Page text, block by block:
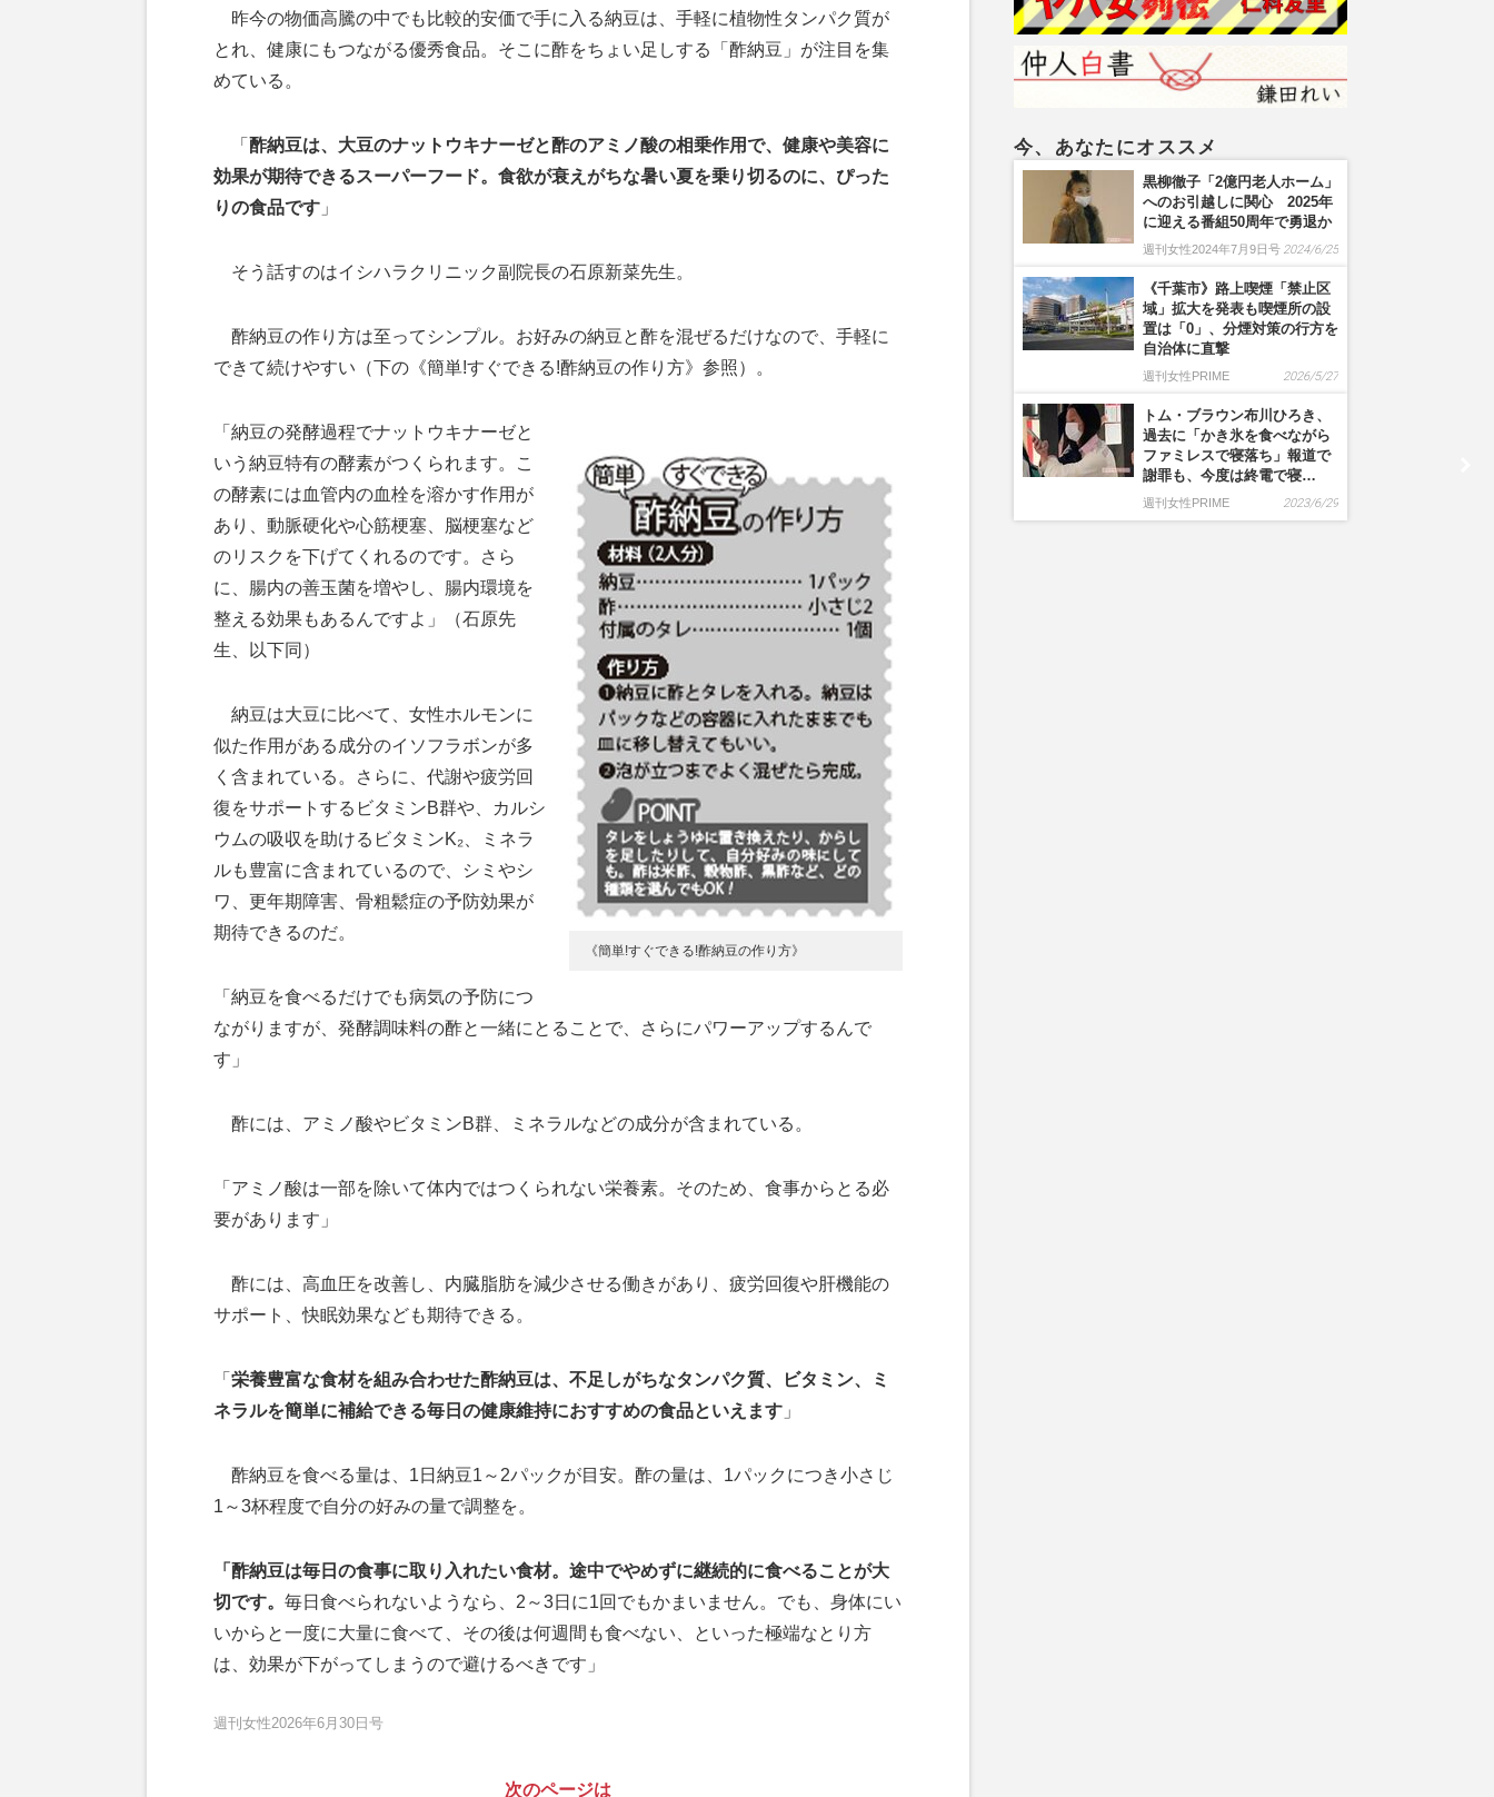
昨今の物価高騰の中でも比較的安価で手に入る納豆は、手軽に植物性タンパク質が
とれ、健康にもつながる優秀食品。そこに酢をちょい足しする「酢納豆」が注目を集
めている。
「 酢納豆は、大豆のナットウキナーゼと酢のアミノ酸の相乗作用で、健康や美容に
効果が期待できるスーパーフード。食欲が衰えがちな暑い夏を乗り切るのに、ぴった
りの食品です 」
そう話すのはイシハラクリニック副院長の石原新菜先生。
酢納豆の作り方は至ってシンプル。お好みの納豆と酢を混ぜるだけなので、手軽に
できて続けやすい（下の《簡単!すぐできる!酢納豆の作り方》参照）。
《簡単!すぐできる!酢納豆の作り方》
「納豆の発酵過程でナットウキナーゼと
いう納豆特有の酵素がつくられます。こ
の酵素には血管内の血栓を溶かす作用が
あり、動脈硬化や心筋梗塞、脳梗塞など
のリスクを下げてくれるのです。さら
に、腸内の善玉菌を増やし、腸内環境を
整える効果もあるんですよ」（石原先
生、以下同）
納豆は大豆に比べて、女性ホルモンに
似た作用がある成分のイソフラボンが多
く含まれている。さらに、代謝や疲労回
復をサポートするビタミンB群や、カルシ
ウムの吸収を助けるビタミンK₂、ミネラ
ルも豊富に含まれているので、シミやシ
ワ、更年期障害、骨粗鬆症の予防効果が
期待できるのだ。
「納豆を食べるだけでも病気の予防につ
ながりますが、発酵調味料の酢と一緒にとることで、さらにパワーアップするんで
す」
酢には、アミノ酸やビタミンB群、ミネラルなどの成分が含まれている。
「アミノ酸は一部を除いて体内ではつくられない栄養素。そのため、食事からとる必
要があります」
酢には、高血圧を改善し、内臓脂肪を減少させる働きがあり、疲労回復や肝機能の
サポート、快眠効果なども期待できる。
「 栄養豊富な食材を組み合わせた酢納豆は、不足しがちなタンパク質、ビタミン、ミ
ネラルを簡単に補給できる毎日の健康維持におすすめの食品といえます 」
酢納豆を食べる量は、1日納豆1～2パックが目安。酢の量は、1パックにつき小さじ
1～3杯程度で自分の好みの量で調整を。
「酢納豆は毎日の食事に取り入れたい食材。途中でやめずに継続的に食べることが大
切です。 毎日食べられないようなら、2～3日に1回でもかまいません。でも、身体にい
いからと一度に大量に食べて、その後は何週間も食べない、といった極端なとり方
は、効果が下がってしまうので避けるべきです」
週刊女性2026年6月30日号
次のページは
今、あなたにオススメ
黒柳徹子「2億円老人ホーム」
へのお引越しに関心 2025年
に迎える番組50周年で勇退か
週刊女性2024年7月9日号 2024/6/25
《千葉市》路上喫煙「禁止区
域」拡大を発表も喫煙所の設
置は「0」、分煙対策の行方を
自治体に直撃
週刊女性PRIME 2026/5/27
トム・ブラウン布川ひろき、
過去に「かき氷を食べながら
ファミレスで寝落ち」報道で
謝罪も、今度は終電で寝…
週刊女性PRIME 2023/6/29